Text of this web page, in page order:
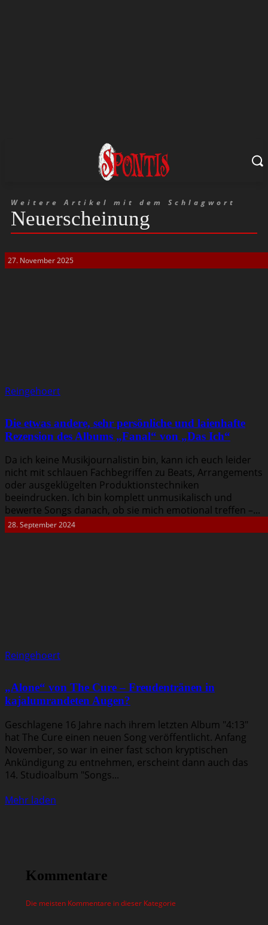
Weitere Artikel mit dem Schlagwort
Neuerscheinung
27. November 2025
Reingehoert
Die etwas andere, sehr persönliche und laienhafte
Rezension des Albums „Fanal“ von „Das Ich“
Da ich keine Musikjournalistin bin, kann ich euch leider
nicht mit schlauen Fachbegriffen zu Beats, Arrangements
oder ausgeklügelten Produktionstechniken
beeindrucken. Ich bin komplett unmusikalisch und
bewerte Songs danach, ob sie mich emotional treffen –...
28. September 2024
Reingehoert
„Alone“ von The Cure – Freudentränen in
kajalumrandeten Augen?
Geschlagene 16 Jahre nach ihrem letzten Album "4:13"
hat The Cure einen neuen Song veröffentlicht. Anfang
November, so war in einer fast schon kryptischen
Ankündigung zu entnehmen, erscheint dann auch das
14. Studioalbum "Songs...
Mehr laden
Kommentare
Die meisten Kommentare in dieser Kategorie